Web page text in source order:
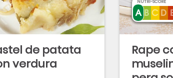
de patata
verdura
Rape
NUTRI-SCORE